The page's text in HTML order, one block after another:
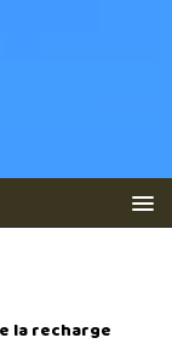
la recharge